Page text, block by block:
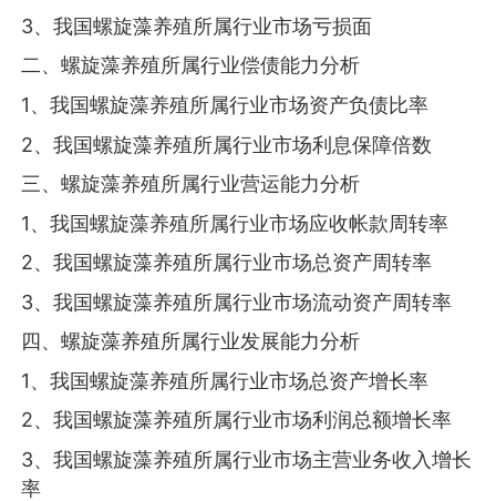
3、我国螺旋藻养殖所属行业市场亏损面
二、螺旋藻养殖所属行业偿债能力分析
1、我国螺旋藻养殖所属行业市场资产负债比率
2、我国螺旋藻养殖所属行业市场利息保障倍数
三、螺旋藻养殖所属行业营运能力分析
1、我国螺旋藻养殖所属行业市场应收帐款周转率
2、我国螺旋藻养殖所属行业市场总资产周转率
3、我国螺旋藻养殖所属行业市场流动资产周转率
四、螺旋藻养殖所属行业发展能力分析
1、我国螺旋藻养殖所属行业市场总资产增长率
2、我国螺旋藻养殖所属行业市场利润总额增长率
3、我国螺旋藻养殖所属行业市场主营业务收入增长
率